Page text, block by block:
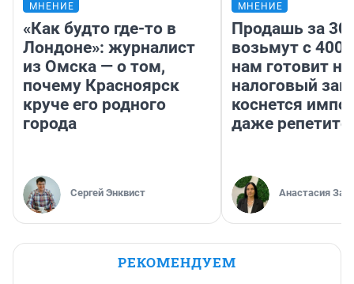
МНЕНИЕ
«Как будто где-то в
Лондоне»: журналист
из Омска — о том,
почему Красноярск
круче его родного
города
Сергей Энквист
МНЕНИЕ
Продашь за
возьмут с
нам готовит
налоговый
коснется
даже
Анастасия
РЕКОМЕНДУЕМ